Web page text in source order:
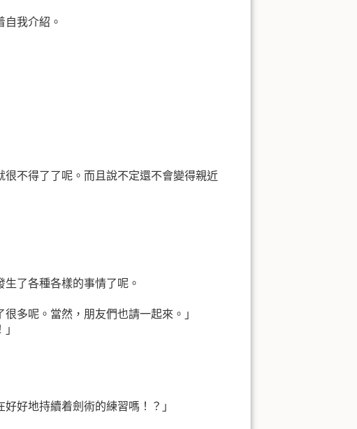
我介紹。
很不得了了呢。而且說不定還不會變得親近
了各種各樣的事情了呢。
多呢。當然，朋友們也請一起來。」
好地持續着劍術的練習嗎！？」